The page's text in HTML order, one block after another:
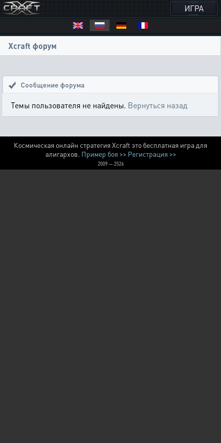
ИГРА
Xcraft форум
Сообщение форума
Темы пользователя не найдены. Вернуться назад
Космическая онлайн стратегия Xcraft это бесплатная игра для
алигархов. Пример боя >> Регистрация >>
2009 — 2526